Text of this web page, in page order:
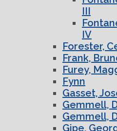
III
IV
Forester,
Frank,
Furey,
Fynn
Gasset,
Gemmell,
Gemmell,
Gipe,